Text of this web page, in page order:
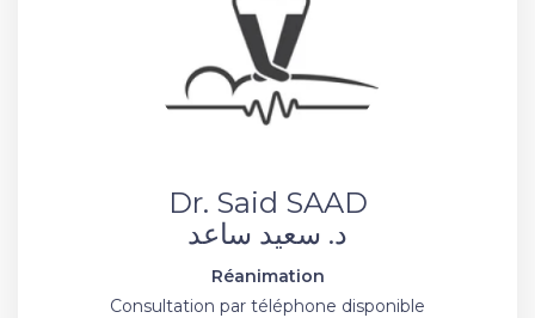
Dr. Said SAAD
د. سعيد ساعد
Réanimation
Consultation par téléphone disponible